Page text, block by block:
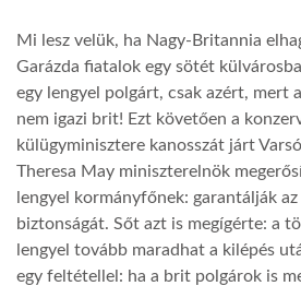
GLOBOBOOK
Mi lesz velük, ha Nagy-Britannia
Garázda fiatalok egy sötét
egy lengyel polgárt, csak azért, mert
nem igazi brit! Ezt követően a
külügyminisztere kanosszát járt
Theresa May miniszterelnök
lengyel kormányfőnek: garantálják
biztonságát. Sőt azt is megígérte: a
lengyel tovább maradhat a kilépés
egy feltétellel: ha a brit polgárok is